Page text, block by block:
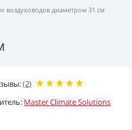
воздуховодов диаметром 31 см
(2)
Master Climate Solutions